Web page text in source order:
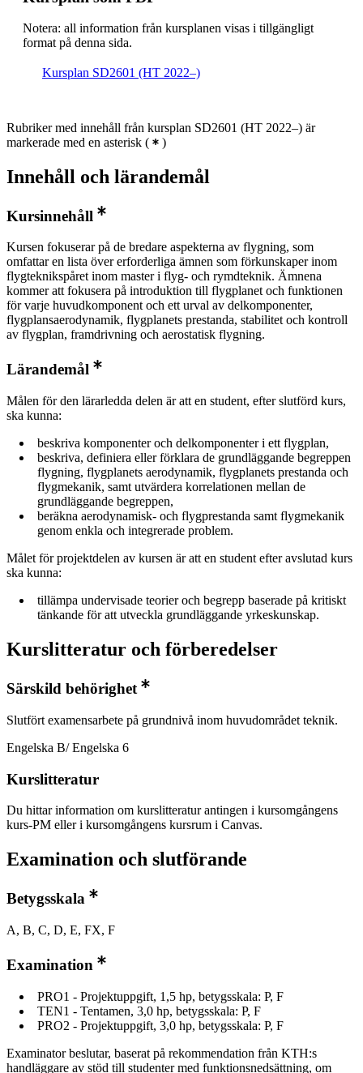
Notera: all information från kursplanen visas i tillgängligt
format på denna sida.
Kursplan SD2601 (HT 2022–)
Rubriker med innehåll från kursplan SD2601 (HT 2022–) är
markerade med en asterisk ( )
Innehåll och lärandemål
Kursinnehåll
Kursen fokuserar på de bredare aspekterna av flygning, som
omfattar en lista över erforderliga ämnen som förkunskaper inom
flygteknikspåret inom master i flyg- och rymdteknik. Ämnena
kommer att fokusera på introduktion till flygplanet och funktionen
för varje huvudkomponent och ett urval av delkomponenter,
flygplansaerodynamik, flygplanets prestanda, stabilitet och kontroll
av flygplan, framdrivning och aerostatisk flygning.
Lärandemål
Målen för den lärarledda delen är att en student, efter slutförd kurs,
ska kunna:
beskriva komponenter och delkomponenter i ett flygplan,
beskriva, definiera eller förklara de grundläggande begreppen
flygning, flygplanets aerodynamik, flygplanets prestanda och
flygmekanik, samt utvärdera korrelationen mellan de
grundläggande begreppen,
beräkna aerodynamisk- och flygprestanda samt flygmekanik
genom enkla och integrerade problem.
Målet för projektdelen av kursen är att en student efter avslutad kurs
ska kunna:
tillämpa undervisade teorier och begrepp baserade på kritiskt
tänkande för att utveckla grundläggande yrkeskunskap.
Kurslitteratur och förberedelser
Särskild behörighet
Slutfört examensarbete på grundnivå inom huvudområdet teknik.
Engelska B/ Engelska 6
Kurslitteratur
Du hittar information om kurslitteratur antingen i kursomgångens
kurs-PM eller i kursomgångens kursrum i Canvas.
Examination och slutförande
Betygsskala
A, B, C, D, E, FX, F
Examination
PRO1 - Projektuppgift, 1,5 hp, betygsskala: P, F
TEN1 - Tentamen, 3,0 hp, betygsskala: P, F
PRO2 - Projektuppgift, 3,0 hp, betygsskala: P, F
Examinator beslutar, baserat på rekommendation från KTH:s
handläggare av stöd till studenter med funktionsnedsättning, om